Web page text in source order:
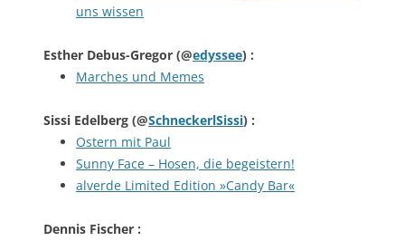
uns wissen
Esther Debus-Gregor (@edyssee) :
Marches und Memes
Sissi Edelberg (@SchneckerlSissi) :
Ostern mit Paul
Sunny Face – Hosen, die begeistern!
alverde Limited Edition »Candy Bar«
Dennis Fischer :